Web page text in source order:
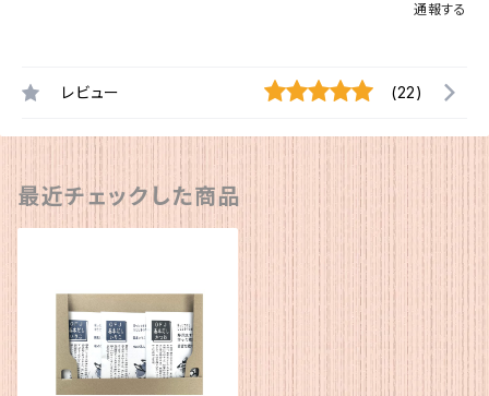
通報する
レビュー (22)
最近チェックした商品